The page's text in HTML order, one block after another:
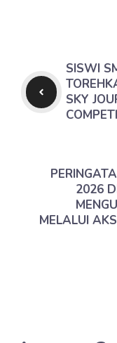
SISWI
SKY
2026
MELALUI